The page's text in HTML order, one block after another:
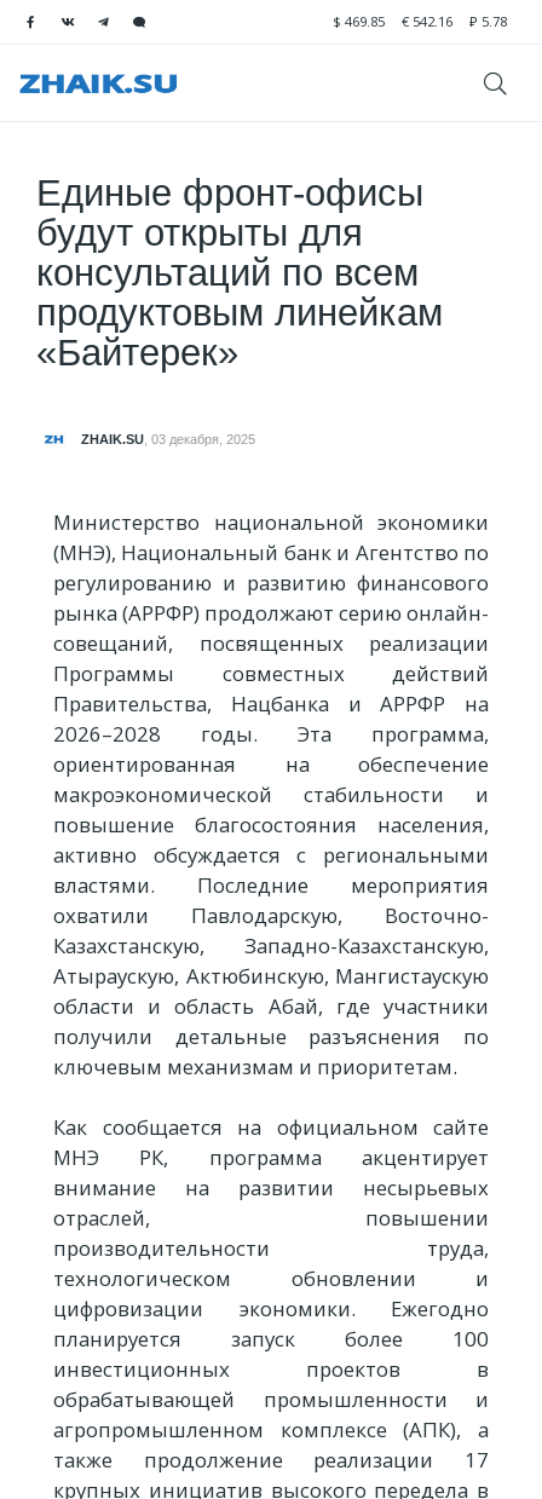
$ 469.85 € 542.16 ₽ 5.78
Единые фронт-офисы
будут открыты для
консультаций по всем
продуктовым линейкам
«Байтерек»
ZHAIK.SU 03 декабря, 2025
Министерство национальной экономики
(МНЭ), Национальный банк и Агентство по
регулированию и развитию финансового
рынка (АРРФР) продолжают серию онлайн-
совещаний, посвященных реализации
Программы совместных действий
Правительства, Нацбанка и АРРФР на
2026–2028 годы. Эта программа,
ориентированная на обеспечение
макроэкономической стабильности и
повышение благосостояния населения,
активно обсуждается с региональными
властями. Последние мероприятия
охватили Павлодарскую, Восточно-
Казахстанскую, Западно-Казахстанскую,
Атыраускую, Актюбинскую, Мангистаускую
области и область Абай, где участники
получили детальные разъяснения по
ключевым механизмам и приоритетам.
Как сообщается на официальном сайте
МНЭ РК, программа акцентирует
внимание на развитии несырьевых
отраслей, повышении
производительности труда,
технологическом обновлении и
цифровизации экономики. Ежегодно
планируется запуск более 100
инвестиционных проектов в
обрабатывающей промышленности и
агропромышленном комплексе (АПК), а
также продолжение реализации 17
крупных инициатив высокого передела в